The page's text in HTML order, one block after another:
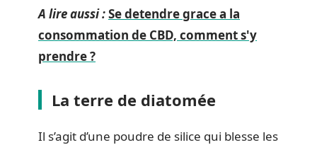
A lire aussi :Se detendre grace a la
consommation de CBD, comment s'y
prendre ?
La terre de diatomée
Il s’agit d’une poudre de silice qui blesse les